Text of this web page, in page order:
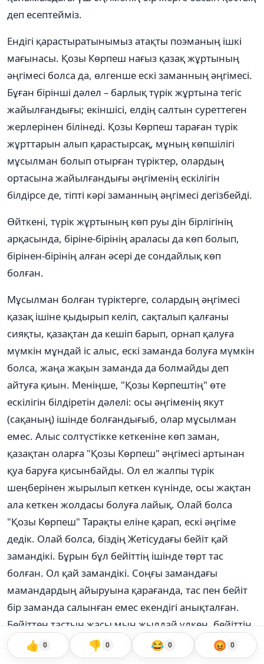
деп есептейміз.
Ендігі қарастыратынымыз атақты поэманың ішкі
мағынасы. Қозы Көрпеш нағыз қазақ жұртының
әңгімесі болса да, өлгенше ескі заманның әңгімесі.
Бұған бірінші дәлел – барлық түрік жұртына тегіс
жайылғандығы; екіншісі, елдің салтын суреттеген
жерлерінен білінеді. Қозы Көрпеш тараған түрік
жұрттарын алып қарастырсақ, мұның көпшілігі
мұсылман болып отырған түріктер, олардың
ортасына жайылғандығы әңгіменің ескілігін
білдірсе де, тіпті кәрі заманның әңгімесі дегізбейді.
Өйткені, түрік жұртының көп руы дін бірлігінің
арқасында, біріне-бірінің араласы да көп болып,
бірінен-бірінің алған әсері де сондайлық көп
болған.
Мұсылман болған түріктерге, солардың әңгімесі
қазақ ішіне қыдырып келіп, сақталып қалғаны
сияқты, қазақтан да кешіп барып, орнап қалуға
мүмкін мұндай іс алыс, ескі заманда болуға мүмкін
болса, жаңа жақын заманда да болмайды деп
айтуға қиын. Меніңше, "Қозы Көрпештің" өте
ескілігін білдіретін дәлелі: осы әңгіменің якут
(сақаның) ішінде болғандығы6, олар мұсылман
емес. Алыс солтүстікке кеткеніне көп заман,
қазақтан оларға "Қозы Көрпеш" әңгімесі артынан
қуа баруға қисынбайды. Ол ел жалпы түрік
шеңберінен жырылып кеткен күнінде, осы жақтан
ала кеткен жолдасы болуға лайық. Олай болса
"Қозы Көрпеш" Тарақты еліне қарап, ескі әңгіме
дедік. Олай болса, біздің Жетісудағы бейіт қай
замандікі. Бұрын бұл бейіттің ішінде төрт тас
болған. Ол қай замандікі. Соңғы замандағы
мамандардың айыруына қарағанда, тас пен бейіт
бір заманда салынған емес екендігі анықталған.
Бейіттен тастың жасы мың жылдай үлкен, бейіттің
өзінің жасы екі жүз, үш жүз жылдан әрі емес дейді.
👍 0 👎 0 😂 0 😡 0